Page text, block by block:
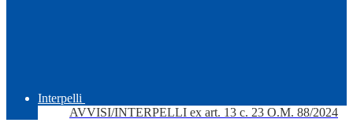
Interpelli
AVVISI/INTERPELLI ex art. 13 c. 23 O.M. 88/2024